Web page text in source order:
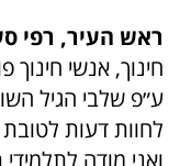
ראש העיר, רפי
חינוך, אנשי חינוך
ע״פ שלבי הגיל
לחוות דעות לטובת
ואני מודה